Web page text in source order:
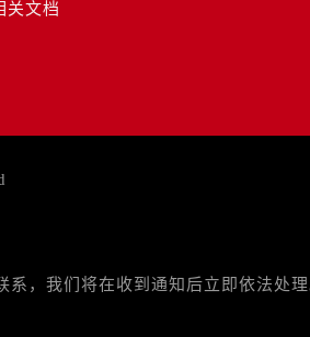
关文档
，我们将在收到通知后立即依法处